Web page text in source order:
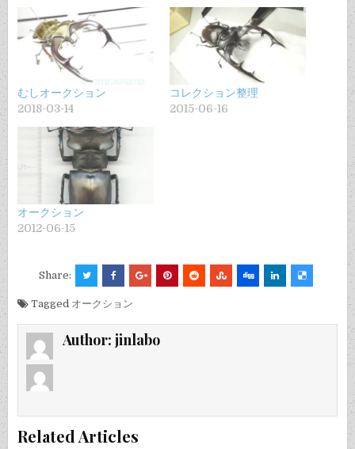
むしオークション
2018-03-14
コレクション整理
2015-06-16
オークション
2012-06-15
Share:
Tagged オークション
Author:jinlabo
Related Articles